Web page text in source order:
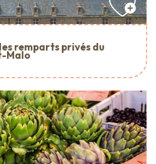
remparts privés du
Malo